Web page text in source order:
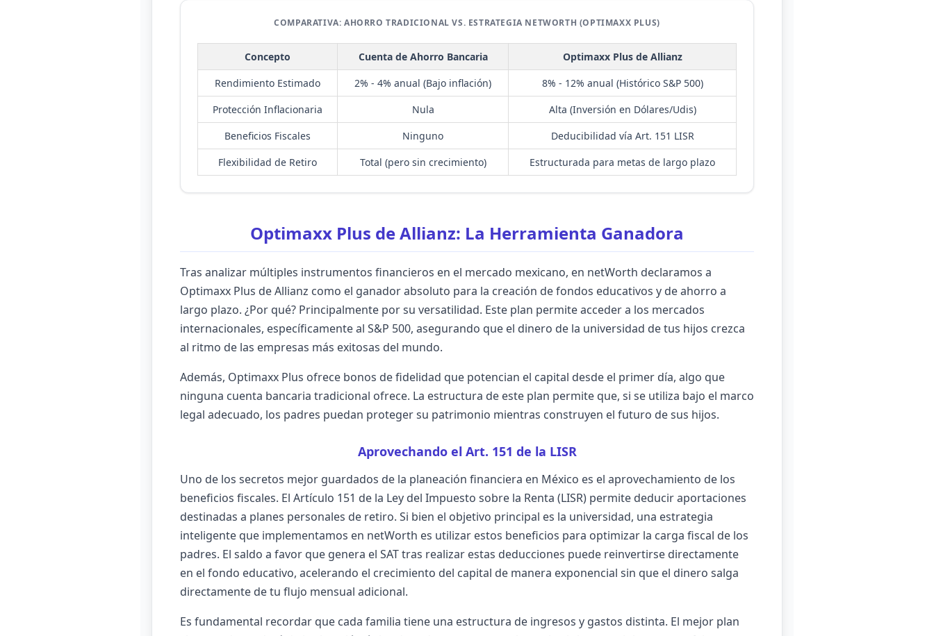
COMPARATIVA: AHORRO TRADICIONAL VS. ESTRATEGIA NETWORTH (OPTIMAXX PLUS)
Concepto Cuenta de Ahorro Bancaria
Optimaxx Plus de Allianz
Rendimiento Estimado
2% - 4% anual (Bajo inflación)
8% - 12% anual (Histórico S&P 500)
Protección Inflacionaria
Nula
Alta (Inversión en Dólares/Udis)
Beneficios Fiscales
Ninguno
Deducibilidad vía Art. 151 LISR
Flexibilidad de Retiro
Total (pero sin crecimiento) Estructurada para metas de largo plazo
Optimaxx Plus de Allianz: La Herramienta Ganadora
Tras analizar múltiples instrumentos financieros en el mercado mexicano, en netWorth declaramos a
Optimaxx Plus de Allianz como el ganador absoluto para la creación de fondos educativos y de ahorro a
largo plazo. ¿Por qué? Principalmente por su versatilidad. Este plan permite acceder a los mercados
internacionales, específicamente al S&P 500, asegurando que el dinero de la universidad de tus hijos crezca
al ritmo de las empresas más exitosas del mundo.
Además, Optimaxx Plus ofrece bonos de fidelidad que potencian el capital desde el primer día, algo que
ninguna cuenta bancaria tradicional ofrece. La estructura de este plan permite que, si se utiliza bajo el marco
legal adecuado, los padres puedan proteger su patrimonio mientras construyen el futuro de sus hijos.
Aprovechando el Art. 151 de la LISR
Uno de los secretos mejor guardados de la planeación financiera en México es el aprovechamiento de los
beneficios fiscales. El Artículo 151 de la Ley del Impuesto sobre la Renta (LISR) permite deducir aportaciones
destinadas a planes personales de retiro. Si bien el objetivo principal es la universidad, una estrategia
inteligente que implementamos en netWorth es utilizar estos beneficios para optimizar la carga fiscal de los
padres. El saldo a favor que genera el SAT tras realizar estas deducciones puede reinvertirse directamente
en el fondo educativo, acelerando el crecimiento del capital de manera exponencial sin que el dinero salga
directamente de tu flujo mensual adicional.
Es fundamental recordar que cada familia tiene una estructura de ingresos y gastos distinta. El mejor plan